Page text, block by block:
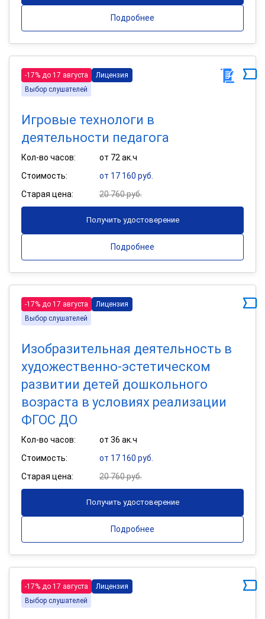
Подробнее
-17% до 17 августа
Лицензия
Выбор слушателей
Игровые технологи в
деятельности педагога
Кол-во часов:
от 72 ак.ч
Стоимость:
от 17 160 руб.
Старая цена:
20 760 руб.
Получить удостоверение
Подробнее
-17% до 17 августа
Лицензия
Выбор слушателей
Изобразительная деятельность в
художественно-эстетическом
развитии детей дошкольного
возраста в условиях реализации
ФГОС ДО
Кол-во часов:
от 36 ак.ч
Стоимость:
от 17 160 руб.
Старая цена:
20 760 руб.
Получить удостоверение
Подробнее
-17% до 17 августа
Лицензия
Выбор слушателей